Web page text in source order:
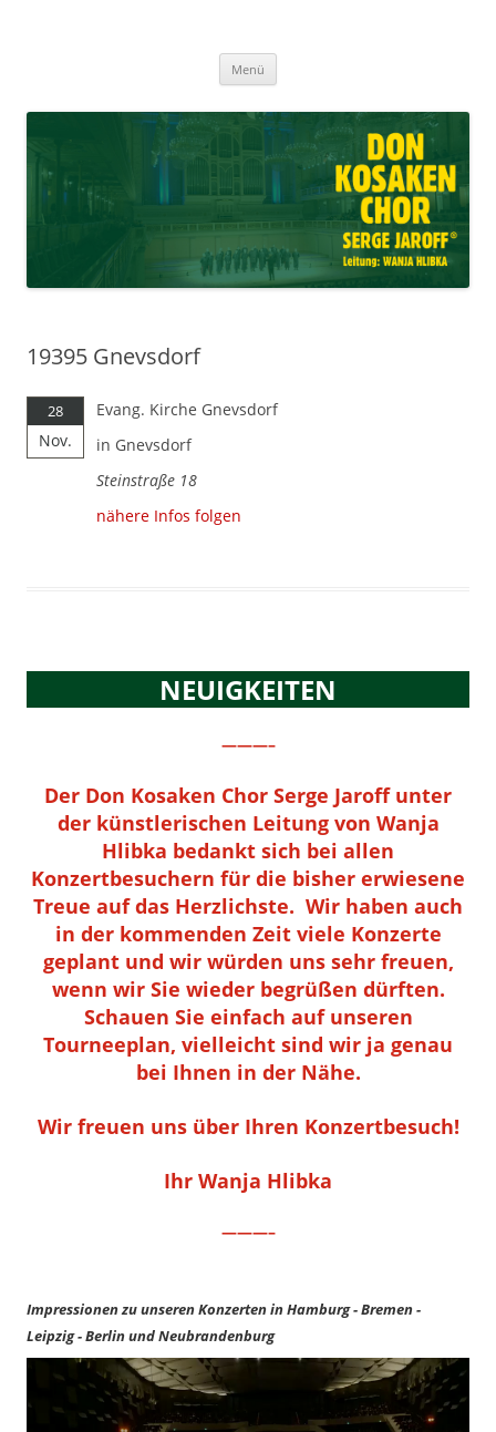
Leitung: Wanja Hlibka
Menü
19395 Gnevsdorf
28
Nov.
Evang. Kirche Gnevsdorf
in Gnevsdorf
Steinstraße 18
nähere Infos folgen
NEUIGKEITEN
———–
Der Don Kosaken Chor Serge Jaroff unter
der künstlerischen Leitung von Wanja
Hlibka bedankt sich bei allen
Konzertbesuchern für die bisher erwiesene
Treue auf das Herzlichste. Wir haben auch
in der kommenden Zeit viele Konzerte
geplant und wir würden uns sehr freuen,
wenn wir Sie wieder begrüßen dürften.
Schauen Sie einfach auf unseren
Tourneeplan, vielleicht sind wir ja genau
bei Ihnen in der Nähe.
Wir freuen uns über Ihren Konzertbesuch!
Ihr Wanja Hlibka
———–
Impressionen zu unseren Konzerten in Hamburg - Bremen -
Leipzig - Berlin und Neubrandenburg